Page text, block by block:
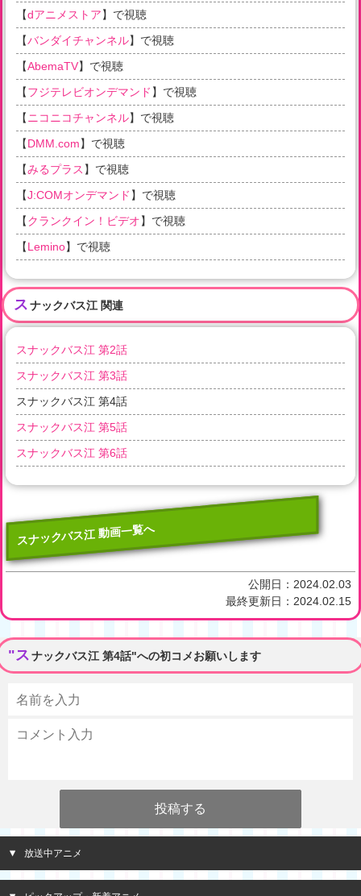
【dアニメストア】で視聴
【バンダイチャンネル】で視聴
【AbemaTV】で視聴
【フジテレビオンデマンド 】で視聴
【ニコニコチャンネル】で視聴
【DMM.com】で視聴
【みるプラス 】で視聴
【J:COMオンデマンド 】で視聴
【クランクイン！ビデオ】で視聴
【Lemino】で視聴
スナックバス江 関連
スナックバス江 第2話
スナックバス江 第3話
スナックバス江 第4話
スナックバス江 第5話
スナックバス江 第6話
スナックバス江 動画一覧へ
公開日： 2024.02.03
最終更新日： 2024.02.15
"スナックバス江 第4話"への初コメお願いします
放送中アニメ